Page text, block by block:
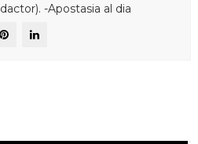
-Apostasia al dia